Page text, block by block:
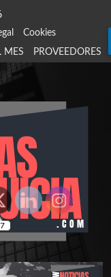
Cookies
MES PROVEEDORES